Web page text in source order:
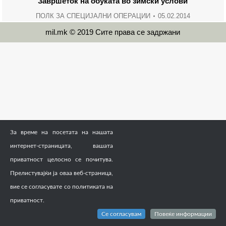
ПОЛК ЗА СПЕЦИЈАЛНИ ОПЕРАЦИИ 05.02.2014
mil.mk © 2019 Сите права се задржани
За време на посетата на нашата
интернет-страницата, вашата
приватност целосно се почитува.
Прелистувајќи ја оваа веб-страница,
вие се согласувате со политиката на
приватност.
Се согласувам Повеќе информации